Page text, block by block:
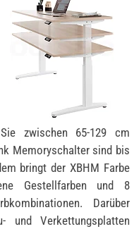
zwischen 65-129 cm
Memoryschalter sind bis
bringt der XBHM Farbe
Gestellfarben und 8
Darüber
und Verkettungsplatten